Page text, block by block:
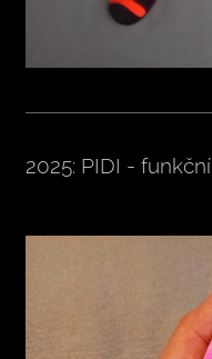
2025: PIDI -